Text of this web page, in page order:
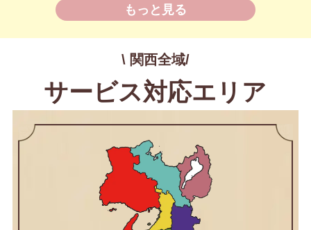
もっと見る
\ 関西全域/
サービス対応エリア